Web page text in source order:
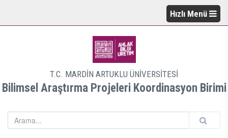
Hızlı Menü
T.C. MARDİN ARTUKLU ÜNİVERSİTESİ
Bilimsel Araştırma Projeleri Koordinasyon Birimi